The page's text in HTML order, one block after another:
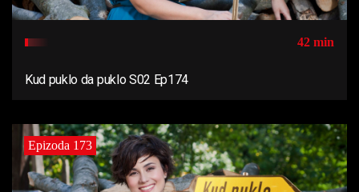
42 min
Kud puklo da puklo S02 Ep174
Epizoda 173